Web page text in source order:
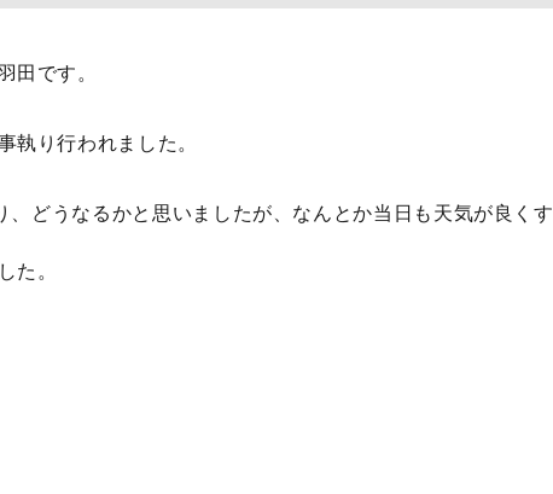
田です。
執り行われました。
、どうなるかと思いましたが、なんとか当日も天気が良くす
た。